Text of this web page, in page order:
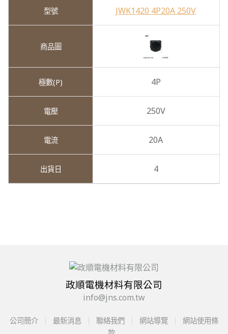
JWK1420 4P20A 250V
4P
250V
20A
4
政順電機材料有限公司
info@jns.com.tw
公司簡介 最新消息 聯絡我們 網站導覽
網站使用條